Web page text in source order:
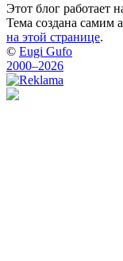
Этот блог работает
Тема создана самим
на этой странице.
© Eugi Gufo
2000–2026